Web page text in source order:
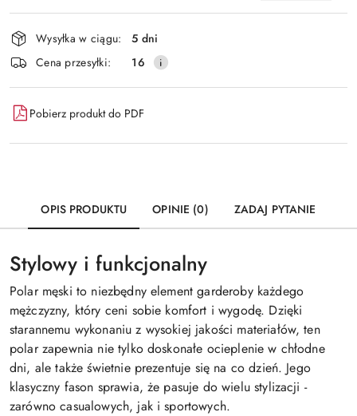
Wyślij
Dostępność
i
dostawa
Wysyłka w ciągu:
5 dni
Cena przesyłki:
16
Pobierz produkt do PDF
OPIS PRODUKTU OPINIE (0) ZADAJ PYTANIE
Stylowy i funkcjonalny
Polar męski to niezbędny element garderoby każdego
mężczyzny, który ceni sobie komfort i wygodę. Dzięki
starannemu wykonaniu z wysokiej jakości materiałów, ten
polar zapewnia nie tylko doskonałe ocieplenie w chłodne
dni, ale także świetnie prezentuje się na co dzień. Jego
klasyczny fason sprawia, że pasuje do wielu stylizacji -
zarówno casualowych, jak i sportowych.